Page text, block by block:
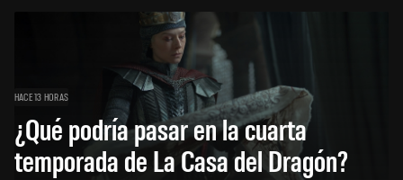
HACE 13 HORAS
¿Qué podría pasar en la cuarta
temporada de La Casa del Dragón?